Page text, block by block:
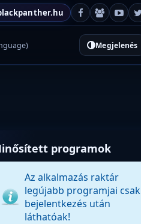
Megjelenés
programok
Az alkalmazás raktár
legújabb programjai csak
bejelentkezés után
láthatóak!